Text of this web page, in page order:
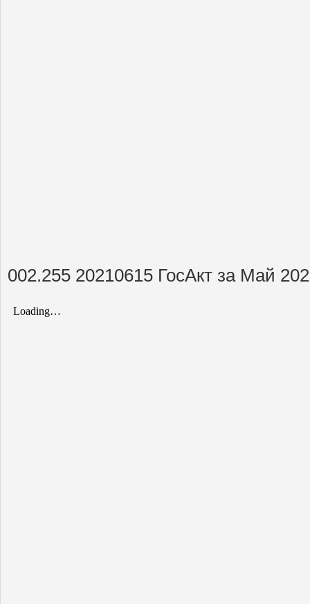
002.255 20210615 ГосАкт за Май